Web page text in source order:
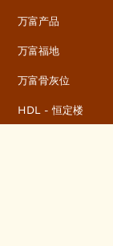
万富产品
万富福地
万富骨灰位
HDL - 恒定楼